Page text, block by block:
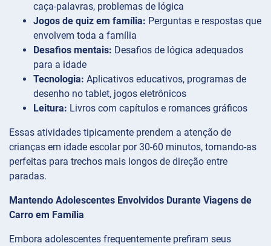
caça-palavras, problemas de lógica
Jogos de quiz em família: Perguntas e respostas que
envolvem toda a família
Desafios mentais: Desafios de lógica adequados
para a idade
Tecnologia: Aplicativos educativos, programas de
desenho no tablet, jogos eletrônicos
Leitura: Livros com capítulos e romances gráficos
Essas atividades tipicamente prendem a atenção de
crianças em idade escolar por 30-60 minutos, tornando-as
perfeitas para trechos mais longos de direção entre
paradas.
Mantendo Adolescentes Envolvidos Durante Viagens de
Carro em Família
Embora adolescentes frequentemente prefiram seus